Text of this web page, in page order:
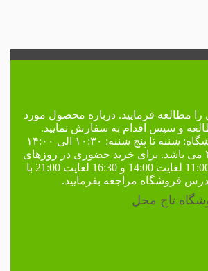
را مطالعه فرمایید. درباره محصول مورد
و سپس اقدام به سفارش نمایید.
شنبه تا پنج شنبه: ۱۰:۳۰ الی ۱۴:۰۰
روزهای
بین ساعات 11:00 لغایت 14:00 و 16:30 لغایت 21:00 با
آدرس فروشگاه مراجعه بفرمایید.
تاج محل